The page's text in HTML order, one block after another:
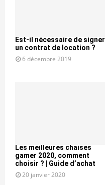
Est-il nécessaire de signer
un contrat de location ?
6 décembre 2019
Les meilleures chaises
gamer 2020, comment
choisir ? | Guide d’achat
20 janvier 2020